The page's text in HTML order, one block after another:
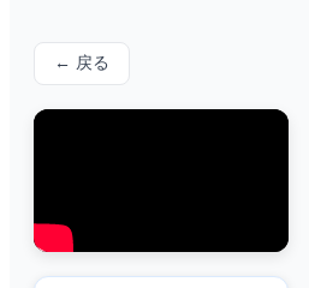
← 戻る